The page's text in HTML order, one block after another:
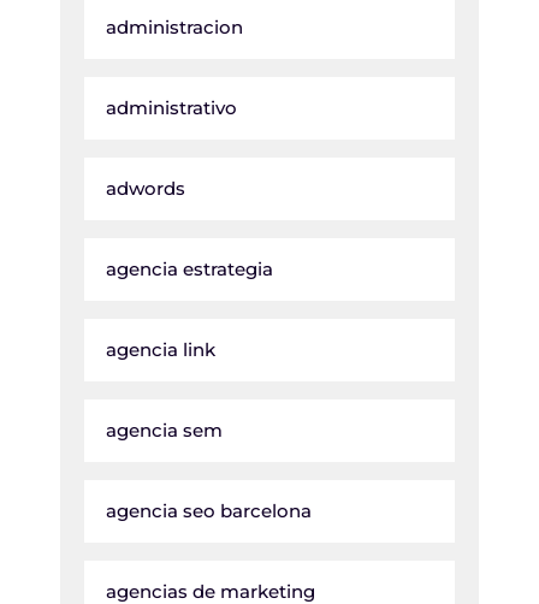
administracion
administrativo
adwords
agencia estrategia
agencia link
agencia sem
agencia seo barcelona
agencias de marketing